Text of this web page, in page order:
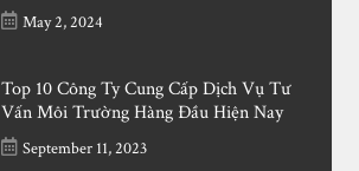
May 2, 2024
Top 10 Công Ty Cung Cấp Dịch Vụ Tư
Vấn Môi Trường Hàng Đầu Hiện Nay
September 11, 2023